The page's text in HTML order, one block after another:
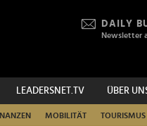
DAILY
Newsletter
LEADERSNET.TV ÜBER
MOBILITÄT TOURISMUS